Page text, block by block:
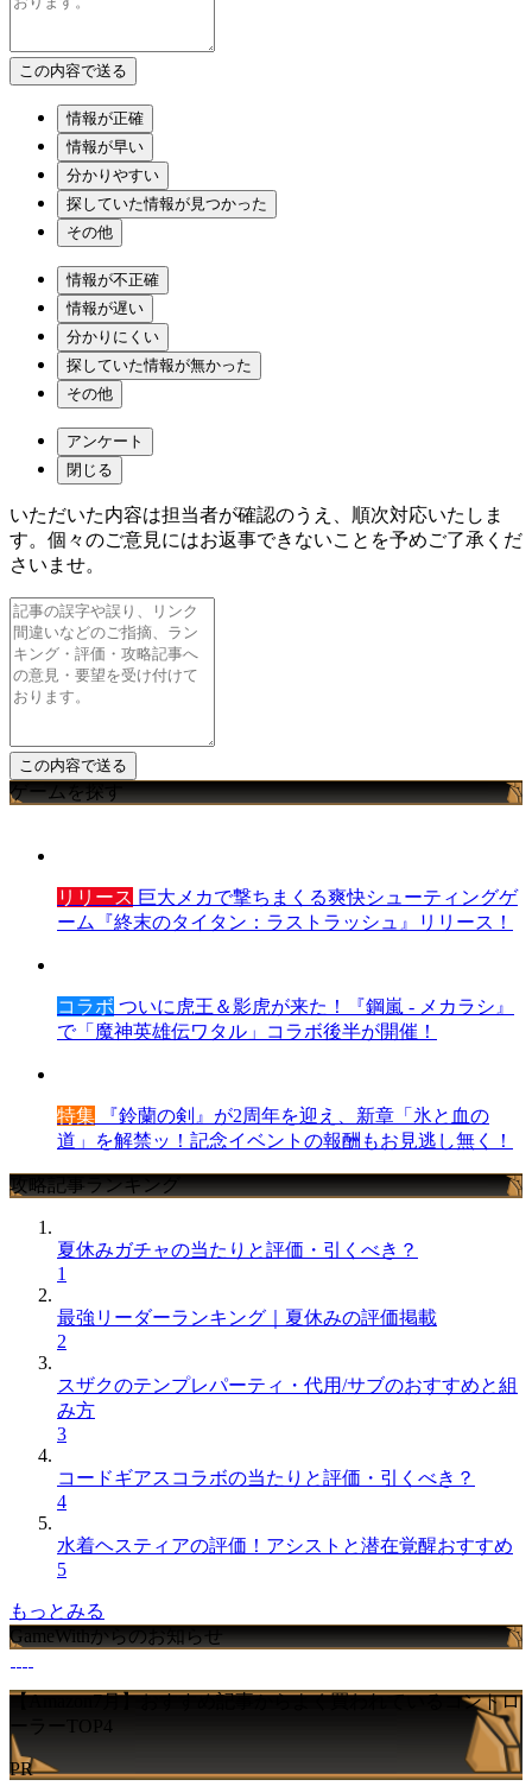
情報が正確
情報が早い
分かりやすい
探していた情報が見つかった
その他
情報が不正確
情報が遅い
分かりにくい
探していた情報が無かった
その他
アンケート
閉じる
いただいた内容は担当者が確認のうえ、順次対応いたしま
す。個々のご意見にはお返事できないことを予めご了承くだ
さいませ。
ゲームを探す
リリース 巨大メカで撃ちまくる爽快シューティングゲ
ーム『終末のタイタン：ラストラッシュ』リリース！
コラボ ついに虎王＆影虎が来た！『鋼嵐 - メカラシ』
で「魔神英雄伝ワタル」コラボ後半が開催！
特集 『鈴蘭の剣』が2周年を迎え、新章「氷と血の
道」を解禁ッ！記念イベントの報酬もお見逃し無く！
攻略記事ランキング
夏休みガチャの当たりと評価・引くべき？
1
最強リーダーランキング｜夏休みの評価掲載
2
スザクのテンプレパーティ・代用/サブのおすすめと組
み方
3
コードギアスコラボの当たりと評価・引くべき？
4
水着ヘスティアの評価！アシストと潜在覚醒おすすめ
5
もっとみる
GameWithからのお知らせ
【Amazon7月】おすすめ記事からよく買われているコントロ
ーラーTOP4
PR